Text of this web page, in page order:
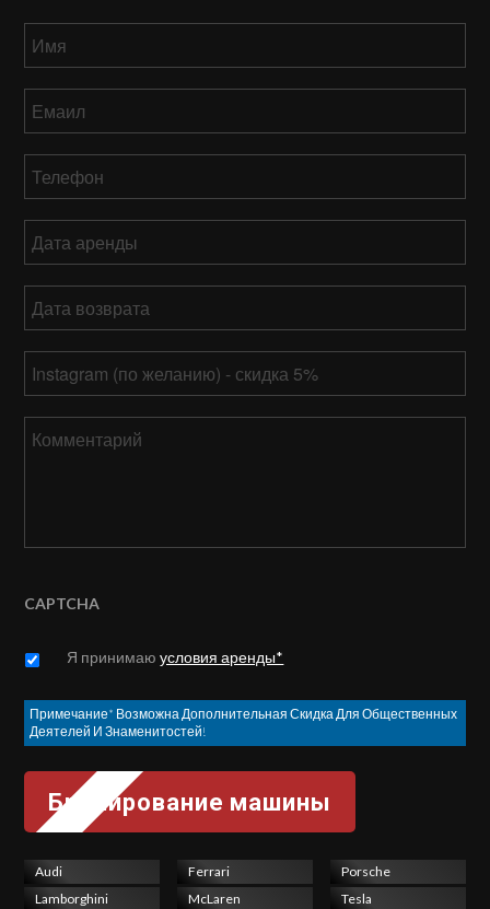
аренды
слеш
ДД
слеш
ГГГГ
возврата *
слеш
слеш
ГГГГ
Instagram
CAPTCHA
Untitled *
Я принимаюусловия аренды*
Примечание* Возможна Дополнительная Скидка Для Общественных
Деятелей И Знаменитостей!
Audi
Lamborghini
Ferrari
McLaren
Porsche
Tesla